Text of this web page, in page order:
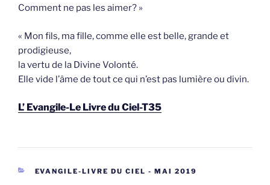
Comment ne pas les aimer? »
« Mon fils, ma fille, comme elle est belle, grande et
prodigieuse,
la vertu de la Divine Volonté.
Elle vide l’âme de tout ce qui n’est pas lumière ou divin.
L’ Evangile-Le Livre du Ciel-T35
CATEGORIEËN
EVANGILE-LIVRE DU CIEL - MAI 2019